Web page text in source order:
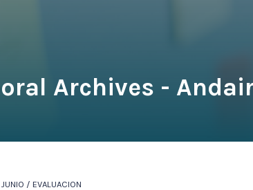
Archives -
/ EVALUACION